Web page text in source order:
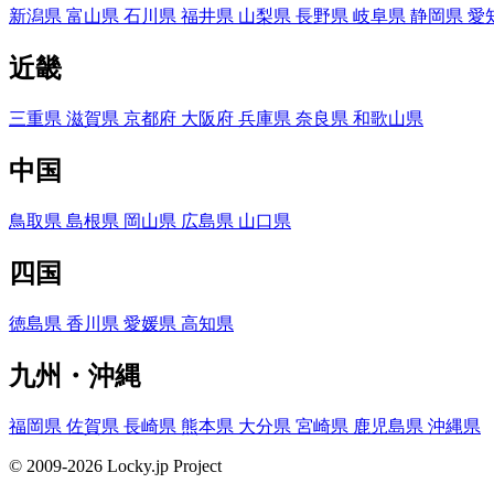
新潟県 富山県 石川県 福井県 山梨県 長野県 岐阜県 静岡県 愛
近畿
三重県 滋賀県 京都府 大阪府 兵庫県 奈良県 和歌山県
中国
鳥取県 島根県 岡山県 広島県 山口県
四国
徳島県 香川県 愛媛県 高知県
九州・沖縄
福岡県 佐賀県 長崎県 熊本県 大分県 宮崎県 鹿児島県 沖縄県
© 2009-2026 Locky.jp Project